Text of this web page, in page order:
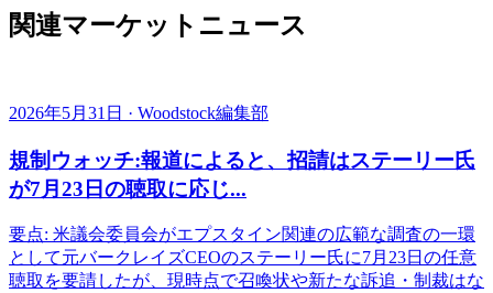
関連マーケットニュース
2026年5月31日 · Woodstock編集部
規制ウォッチ:報道によると、招請はステーリー氏
が7月23日の聴取に応じ...
要点: 米議会委員会がエプスタイン関連の広範な調査の一環
として元バークレイズCEOのステーリー氏に7月23日の任意
聴取を要請したが、現時点で召喚状や新たな訴追・制裁はな